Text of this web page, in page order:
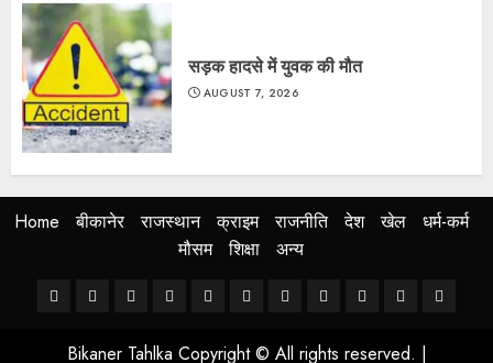
सड़क हादसे में युवक की मौत
AUGUST 7, 2026
Home बीकानेर राजस्थान क्राइम राजनीति देश खेल
धर्म-कर्म
मौसम
शिक्षा अन्य
Homeबीकानेरराजस्थानक्राइमराजनीतिदेश खेल
धर्म-
मौसम शिक्षा अन्य
Bikaner Tahlka Copyright © All rights reserved. |